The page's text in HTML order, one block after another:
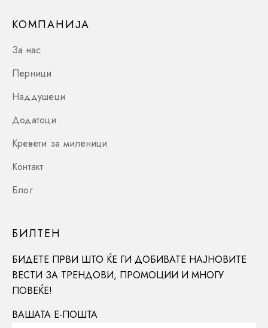
КОМПАНИЈА
За нас
Перници
Наддушеци
Додатоци
Кревети за миленици
Контакт
Блог
БИЛТЕН
БИДЕТЕ ПРВИ ШТО ЌЕ ГИ ДОБИВАТЕ НАЈНОВИТЕ
ВЕСТИ ЗА ТРЕНДОВИ, ПРОМОЦИИ И МНОГУ
ПОВЕЌЕ!
ВАШАТА Е-ПОШТА